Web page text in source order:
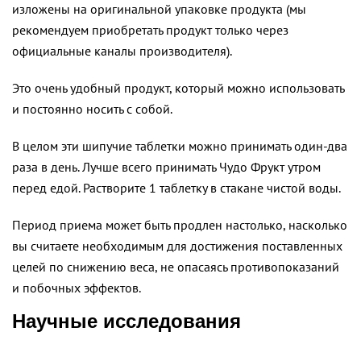
изложены на оригинальной упаковке продукта (мы
рекомендуем приобретать продукт только через
официальные каналы производителя).
Это очень удобный продукт, который можно использовать
и постоянно носить с собой.
В целом эти шипучие таблетки можно принимать один-два
раза в день. Лучше всего принимать Чудо Фрукт утром
перед едой. Растворите 1 таблетку в стакане чистой воды.
Период приема может быть продлен настолько, насколько
вы считаете необходимым для достижения поставленных
целей по снижению веса, не опасаясь противопоказаний
и побочных эффектов.
Научные исследования